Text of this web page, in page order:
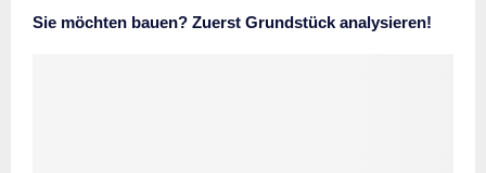
Sie möchten bauen? Zuerst Grundstück analysieren!